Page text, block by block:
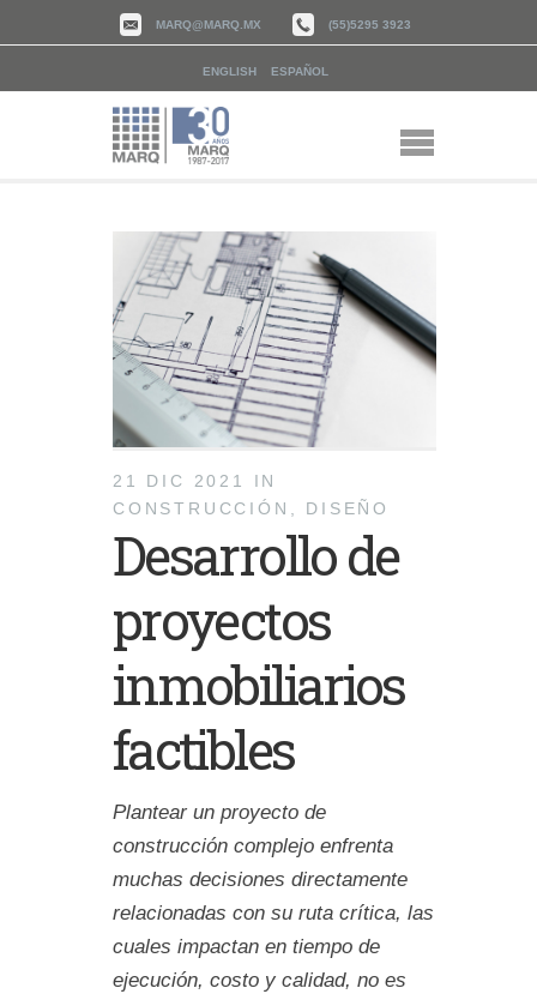
MARQ@MARQ.MX (55)5295 3923
ENGLISH ESPAÑOL
21 DIC 2021 IN
CONSTRUCCIÓN
DISEÑO
Desarrollo de
proyectos
inmobiliarios
factibles
Plantear un proyecto de
construcción complejo enfrenta
muchas decisiones directamente
relacionadas con su ruta crítica, las
cuales impactan en tiempo de
ejecución, costo y calidad, no es